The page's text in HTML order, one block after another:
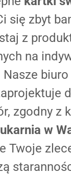
się zbyt
z
na
zgodny z
w
Twoje